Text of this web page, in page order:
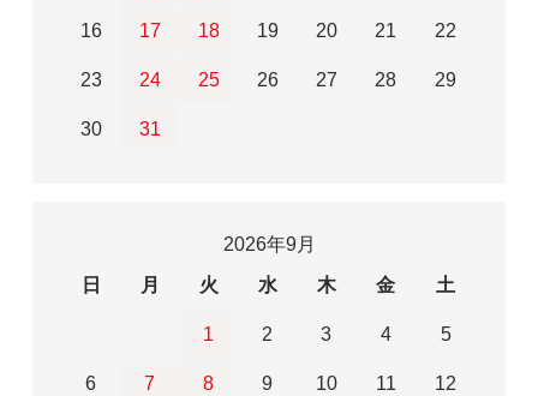
16 17 18 19 20 21 22
23 24 25 26 27 28 29
30 31
2026年9月
日
月 火 水 木 金 土
1 2 3 4 5
6 7 8 9 10 11 12